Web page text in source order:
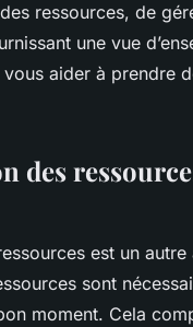
ressources, de
une vue
aider à prendre
des
est un
sont
moment. Cela